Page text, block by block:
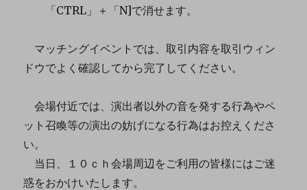
「CTRL」＋「N]で消せます。
マッチングイベントでは、取引内容を取引ウィン
ドウでよく確認してから完了してください。
会場付近では、演出者以外の音を発する行為やペ
ット召喚等の演出の妨げになる行為はお控えくださ
い。
当日、１０ｃｈ会場周辺をご利用の皆様にはご迷
惑をおかけいたします。